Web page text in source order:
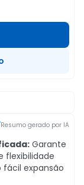
Resumo gerado por IA
Garante
flexibilidade
expansão